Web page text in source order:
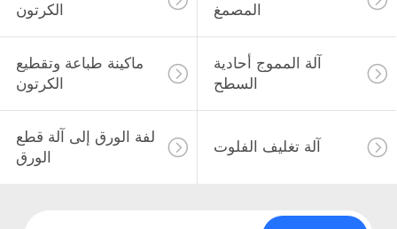
الكرتون
المصمغ
ماكينة طباعة وتقطيع
الكرتون
آلة المموج أحادية
السطح
لفة الورق إلى آلة قطع
الورق
آلة تغليف الفلوت